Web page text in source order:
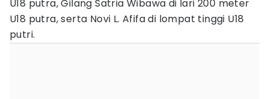
U18 putra, Gilang Satria Wibawa di lari 200 meter
U18 putra, serta Novi L. Afifa di lompat tinggi U18
putri.